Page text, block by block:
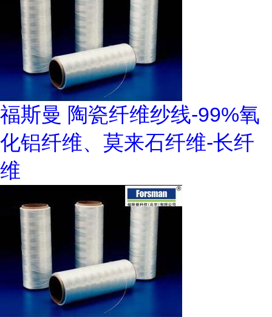
福斯曼 陶瓷纤维纱线-99%氧
化铝纤维、莫来石纤维-长纤
维